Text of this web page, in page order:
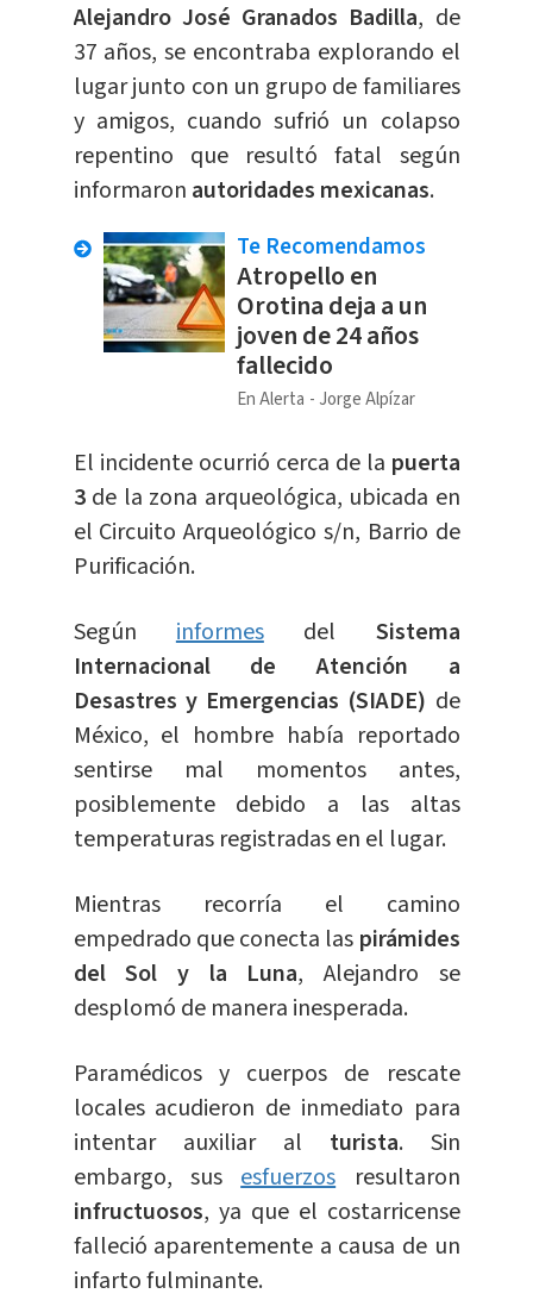
Alejandro José Granados Badilla, de
37 años, se encontraba explorando el
lugar junto con un grupo de familiares
y amigos, cuando sufrió un colapso
repentino que resultó fatal según
informaron autoridades mexicanas.
Te Recomendamos
Atropello en
Orotina deja a un
joven de 24 años
fallecido
En Alerta Jorge Alpízar
El incidente ocurrió cerca de la puerta
3 de la zona arqueológica, ubicada en
el Circuito Arqueológico s/n, Barrio de
Purificación.
Segúninformesdel Sistema
Internacional de Atención a
Desastres y Emergencias (SIADE) de
México, el hombre había reportado
sentirse mal momentos antes,
posiblemente debido a las altas
temperaturas registradas en el lugar.
Mientras recorría el camino
empedrado que conecta las pirámides
del Sol y la Luna, Alejandro se
desplomó de manera inesperada.
Paramédicos y cuerpos de rescate
locales acudieron de inmediato para
intentar auxiliar al turista. Sin
embargo, susesfuerzosresultaron
infructuosos, ya que el costarricense
falleció aparentemente a causa de un
infarto fulminante.